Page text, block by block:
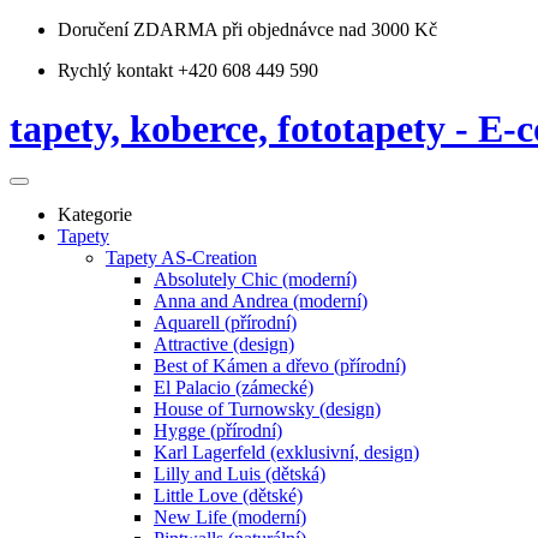
Doručení ZDARMA při objednávce nad 3000 Kč
Rychlý kontakt +420 608 449 590
tapety, koberce, fototapety - E-
Kategorie
Tapety
Tapety AS-Creation
Absolutely Chic (moderní)
Anna and Andrea (moderní)
Aquarell (přírodní)
Attractive (design)
Best of Kámen a dřevo (přírodní)
El Palacio (zámecké)
House of Turnowsky (design)
Hygge (přírodní)
Karl Lagerfeld (exklusivní, design)
Lilly and Luis (dětská)
Little Love (dětské)
New Life (moderní)